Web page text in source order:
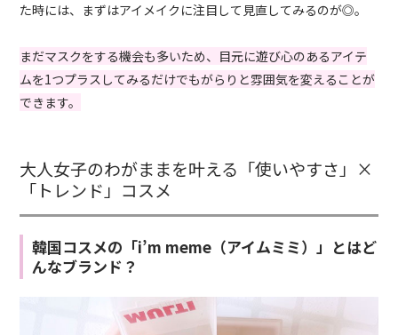
た時には、まずはアイメイクに注目して見直してみるのが◎。
まだマスクをする機会も多いため、目元に遊び心のあるアイテ
ムを1つプラスしてみるだけでもがらりと雰囲気を変えることが
できます。
大人女子のわがままを叶える「使いやすさ」×
「トレンド」コスメ
韓国コスメの「i’m meme（アイムミミ）」とはど
んなブランド？